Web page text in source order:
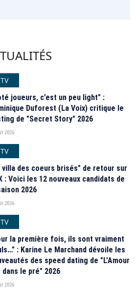
TV
joueurs, c’est un peu light" :
Duforest (La Voix) critique le
de "Secret Story" 2026
2026
TV
villa des coeurs brisés" de retour sur
: Voici les 12 nouveaux candidats de
2026
2026
TV
la première fois, ils sont vraiment
: Karine Le Marchand dévoile les
des speed dating de "L'Amour
dans le pré" 2026
2026